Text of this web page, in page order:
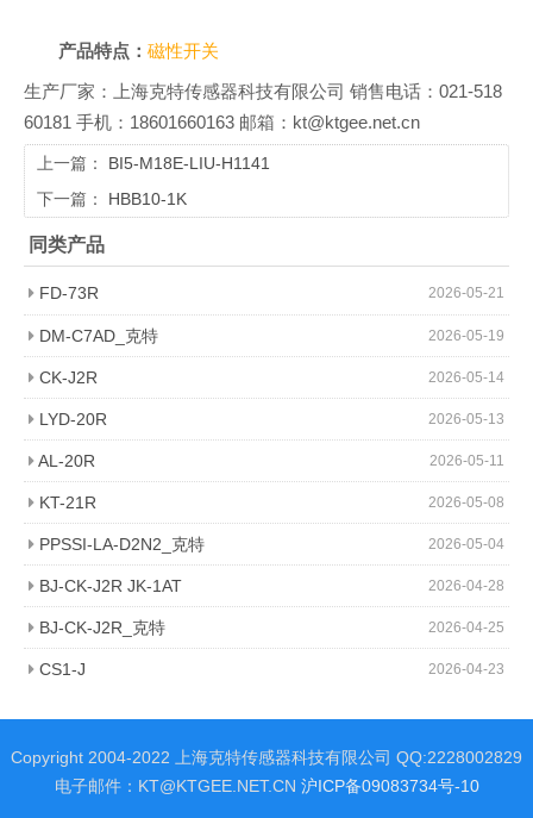
产品特点：磁性开关
生产厂家：上海克特传感器科技有限公司 销售电话：021-518
60181 手机：18601660163 邮箱：kt@ktgee.net.cn
上一篇： BI5-M18E-LIU-H1141
下一篇： HBB10-1K
同类产品
2026-05-21
FD-73R
2026-05-19
DM-C7AD_克特
2026-05-14
CK-J2R
2026-05-13
LYD-20R
2026-05-11
AL-20R
2026-05-08
KT-21R
2026-05-04
PPSSI-LA-D2N2_克特
2026-04-28
BJ-CK-J2R JK-1AT
2026-04-25
BJ-CK-J2R_克特
2026-04-23
CS1-J
Copyright 2004-2022 上海克特传感器科技有限公司 QQ:2228002829
电子邮件：KT@KTGEE.NET.CN 沪ICP备09083734号-10